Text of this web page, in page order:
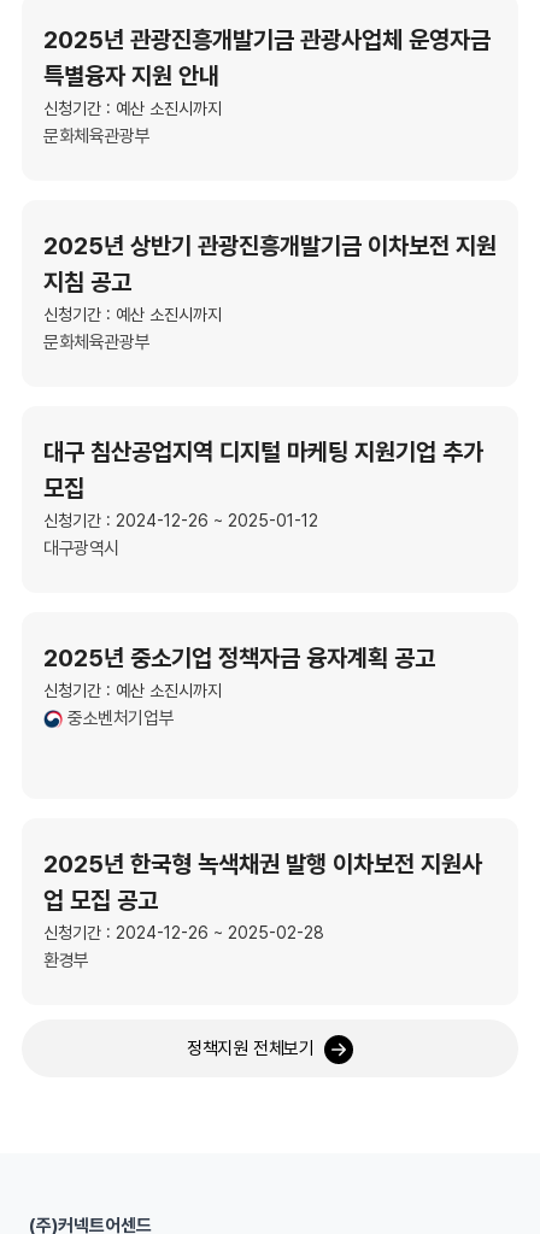
2025년 관광진흥개발기금 관광사업체 운영자금
특별융자 지원 안내
신청기간 : 예산 소진시까지
문화체육관광부
2025년 상반기 관광진흥개발기금 이차보전 지원
지침 공고
신청기간 : 예산 소진시까지
문화체육관광부
대구 침산공업지역 디지털 마케팅 지원기업 추가
모집
신청기간 : 2024-12-26 ~ 2025-01-12
대구광역시
2025년 중소기업 정책자금 융자계획 공고
신청기간 : 예산 소진시까지
중소벤처기업부
2025년 한국형 녹색채권 발행 이차보전 지원사
업 모집 공고
신청기간 : 2024-12-26 ~ 2025-02-28
환경부
정책지원 전체보기
(주)커넥트어센드